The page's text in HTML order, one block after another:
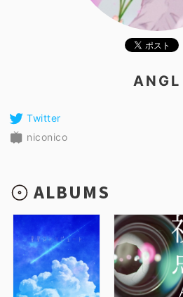
ANGL
Twitter
niconico
ALBUMS